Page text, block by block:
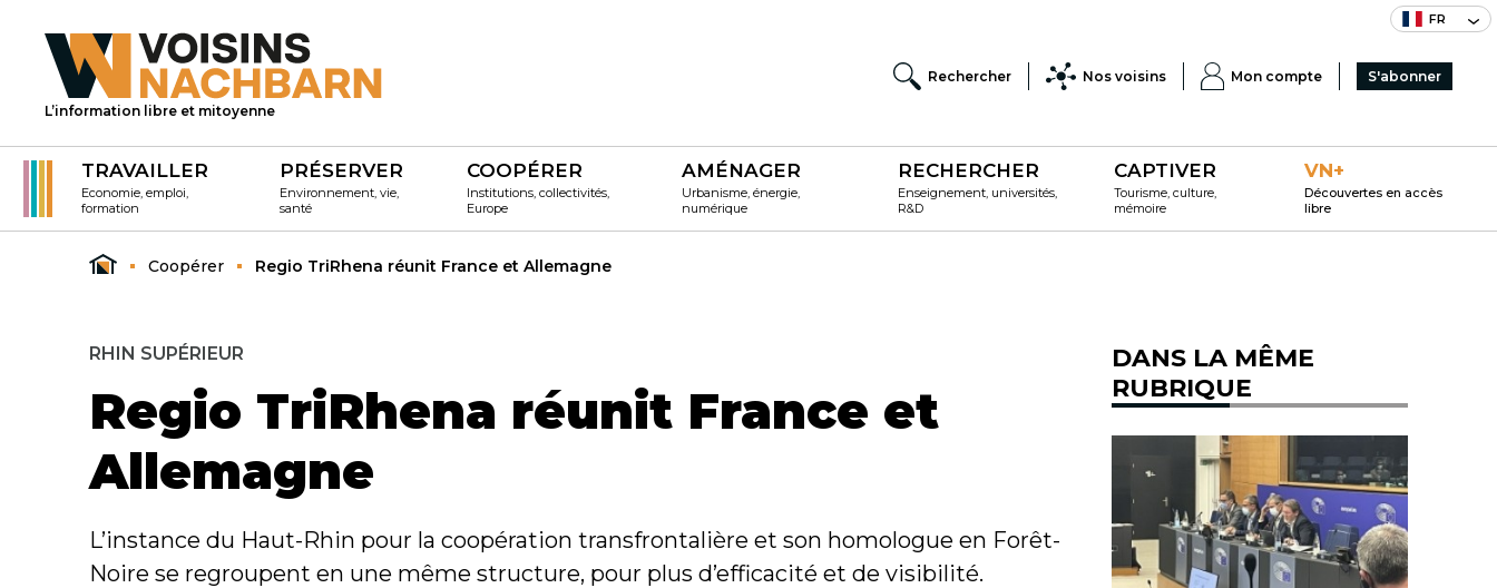
FR
L’information libre et mitoyenne
Rechercher Nos voisins Mon compte S'abonner
TRAVAILLER
Economie, emploi,
formation
PRÉSERVER
Environnement, vie,
santé
COOPÉRER
Institutions, collectivités,
Europe
AMÉNAGER
Urbanisme, énergie,
numérique
RECHERCHER
Enseignement, universités,
R&D
CAPTIVER
Tourisme, culture,
mémoire
VN+
Découvertes en accès
libre
Coopérer Regio TriRhena réunit France et Allemagne
RHIN SUPÉRIEUR
Regio TriRhena réunit France et
Allemagne
L’instance du Haut-Rhin pour la coopération transfrontalière et son homologue en Forêt-
Noire se regroupent en une même structure, pour plus d’efficacité et de visibilité.
DANS LA MÊME
RUBRIQUE